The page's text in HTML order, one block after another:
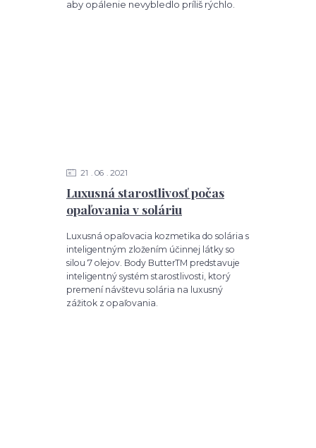
aby opálenie nevybledlo príliš rýchlo.
Luxusná starostlivosť počas
opaľovania v soláriu
21 06 2021
Luxusná opaľovacia kozmetika do solária s
inteligentným zložením účinnej látky so
silou 7 olejov. Body ButterTM predstavuje
inteligentný systém starostlivosti, ktorý
premení návštevu solária na luxusný
zážitok z opaľovania.